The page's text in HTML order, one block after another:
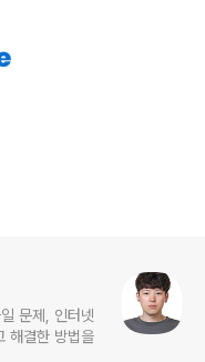
문제, 인터넷
해결한 방법을